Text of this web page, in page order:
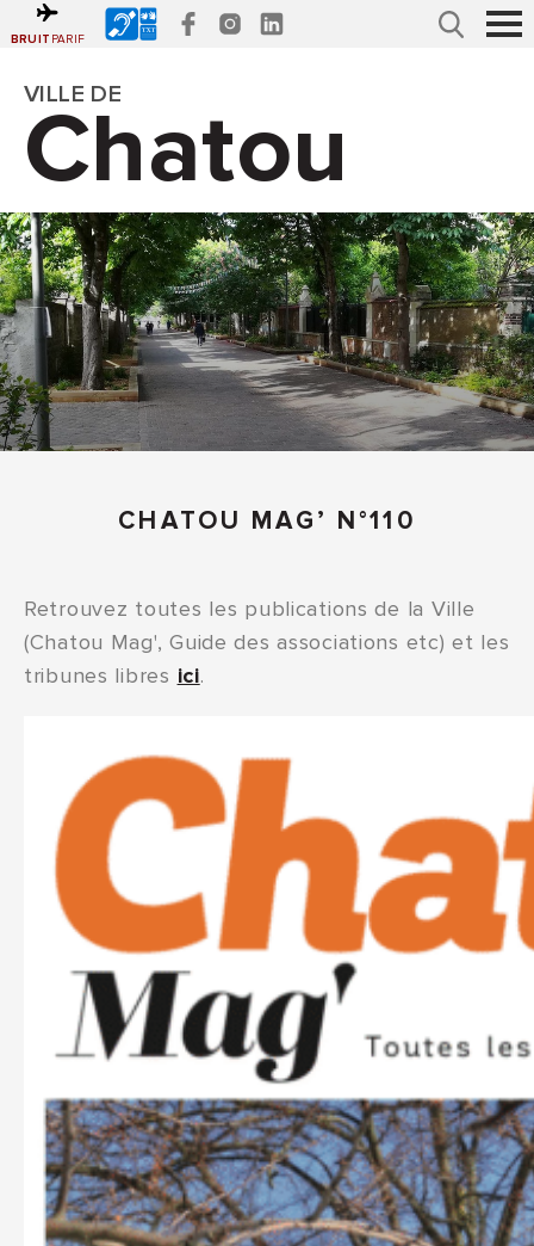
Gestion des traceurs
Accéder
Accéder
VILLE DE
Chatou
BRUIT PARIF Recherche
CHATOU MAG’ N°110
Retrouvez toutes les publications de la Ville
(Chatou Mag', Guide des associations etc) et les
tribunes libres ici.